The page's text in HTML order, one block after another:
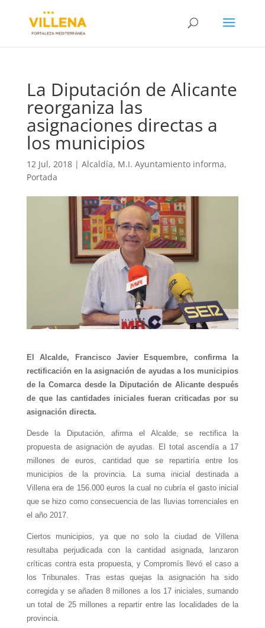
La Diputación de Alicante
reorganiza las
asignaciones directas a
los municipios
12 Jul, 2018| Alcaldía, M.I. Ayuntamiento informa,
Portada
El Alcalde, Francisco Javier Esquembre, confirma la
rectificación en la asignación de ayudas a los municipios
de la Comarca desde la Diputación de Alicante después
de que las cantidades iniciales fueran criticadas por su
asignación directa.
Desde la Diputación, afirma el Alcalde, se rectifica la
propuesta de asignación de ayudas. El total ascendía a 17
millones de euros, cantidad que se repartiría entre los
municipios de la provincia. La suma inicial destinada a
Villena era de 156.000 euros la cual no cubría el gasto inicial
que se hizo como consecuencia de las lluvias torrenciales en
el año 2017.
Ciertos municipios, ya que no solo la ciudad de Villena
resultaba perjudicada con la cantidad asignada, lanzaron
críticas contra esta propuesta, y Compromís llevó el caso a
los Tribunales. Tras estas quejas la asignación ha sido
corregida y se añaden 8 millones a los 17 iniciales, sumando
un total de 25 millones a repartir entre las localidades de la
provincia.